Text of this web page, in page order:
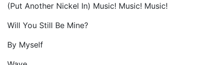
(Put Another Nickel In) Music! Music! Music!
Will You Still Be Mine?
By Myself